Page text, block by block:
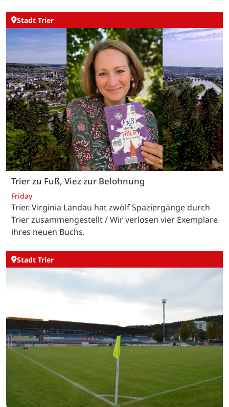
Stadt Trier
Trier zu Fuß, Viez zur Belohnung
Friday
Trier. Virginia Landau hat zwölf Spaziergänge durch
Trier zusammengestellt / Wir verlosen vier Exemplare
ihres neuen Buchs.
Stadt Trier